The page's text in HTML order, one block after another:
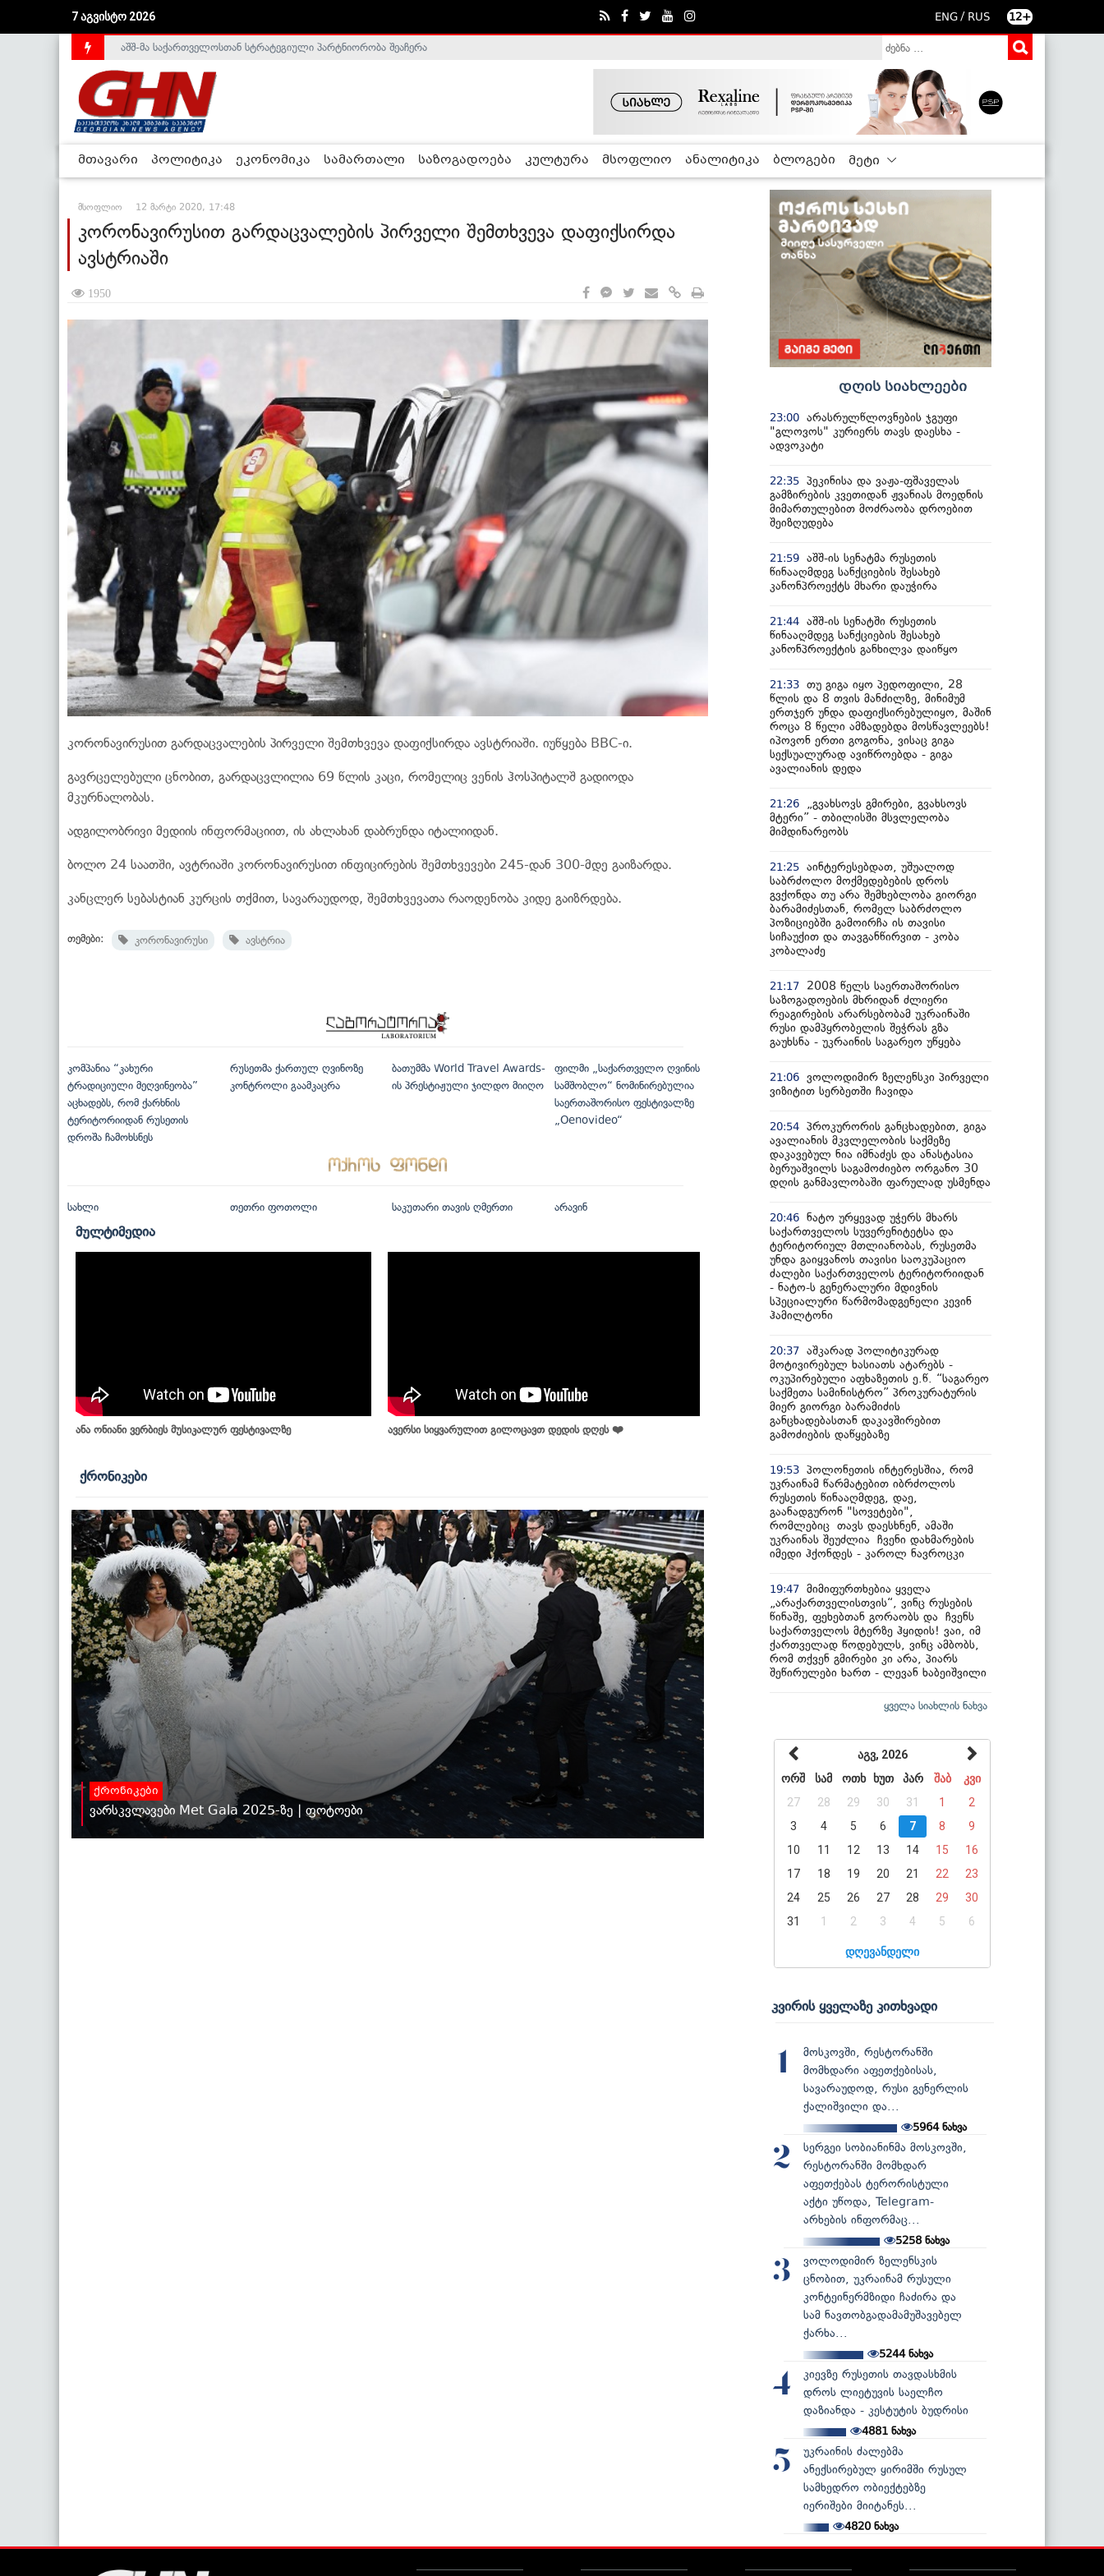
7 აგვისტო 2026 ENG / RUS 12+
საქართველოს დე-ფაქტო მთავრობა არალეგიტიმურია - ჰელსინკის კომისია
აშშ-მა საქართველოსთან სტრატეგიული პარტნიორობა შეაჩერა
მთავარი პოლიტიკა ეკონომიკა სამართალი საზოგადოება კულტურა მსოფლიო ანალიტიკა ბლოგები მეტი
მსოფლიო 12 მარტი 2020, 17:48
კორონავირუსით გარდაცვალების პირველი შემთხვევა დაფიქსირდა
ავსტრიაში
1950
კორონავირუსით გარდაცვალების პირველი შემთხვევა დაფიქსირდა ავსტრიაში. იუწყება BBC-ი.
გავრცელებული ცნობით, გარდაცვლილია 69 წლის კაცი, რომელიც ვენის ჰოსპიტალშ გადიოდა
მკურნალობას.
ადგილობრივი მედიის ინფორმაციით, ის ახლახან დაბრუნდა იტალიიდან.
ბოლო 24 საათში, ავტრიაში კორონავირუსით ინფიცირების შემთხვევები 245-დან 300-მდე გაიზარდა.
კანცლერ სებასტიან კურცის თქმით, სავარაუდოდ, შემთხვევათა რაოდენობა კიდე გაიზრდება.
თემები: კორონავირუსი ავსტრია
კომპანია “კახური
ტრადიციული მეღვინეობა”
აცხადებს, რომ ქარხნის
ტერიტორიიდან რუსეთის
დროშა ჩამოხსნეს
რუსეთმა ქართულ ღვინოზე
კონტროლი გაამკაცრა
ბათუმმა World Travel Awards-
ის პრესტიჟული ჯილდო მიიღო
ფილმი „საქართველო ღვინის
სამშობლო“ ნომინირებულია
საერთაშორისო ფესტივალზე
„Oenovideo“
სახლი თეთრი ფოთოლი საკუთარი თავის ღმერთი არავინ
მულტიმედია
ანა ონიანი ვერბიეს მუსიკალურ ფესტივალზე ავერსი სიყვარულით გილოცავთ დედის დღეს ❤️
ქრონიკები
ქრონიკები
ვარსკვლავები Met Gala 2025-ზე | ფოტოები
დღის სიახლეები
23:00 არასრულწლოვნების ჯგუფი
"გლოვოს" კურიერს თავს დაესხა -
ადვოკატი
22:35 პეკინისა და ვაჟა-ფშაველას
გამზირების კვეთიდან ჟვანიას მოედნის
მიმართულებით მოძრაობა დროებით
შეიზღუდება
21:59 აშშ-ის სენატმა რუსეთის
წინააღმდეგ სანქციების შესახებ
კანონპროექტს მხარი დაუჭირა
21:44 აშშ-ის სენატში რუსეთის
წინააღმდეგ სანქციების შესახებ
კანონპროექტის განხილვა დაიწყო
21:33 თუ გიგა იყო პედოფილი, 28
წლის და 8 თვის მანძილზე, მინიმუმ
ერთჯერ უნდა დაფიქსირებულიყო, მაშინ
როცა 8 წელი ამზადებდა მოსწავლეებს!
იპოვონ ერთი გოგონა, ვისაც გიგა
სექსუალურად ავიწროებდა - გიგა
ავალიანის დედა
21:26
„გვახსოვს გმირები, გვახსოვს
მტერი” - თბილისში მსვლელობა
მიმდინარეობს
21:25 აინტერესებდათ, უშუალოდ
საბრძოლო მოქმედებების დროს
გვქონდა თუ არა შემხებლობა გიორგი
ბარამიძესთან, რომელ საბრძოლო
პოზიციებში გამოირჩა ის თავისი
სიჩაუქით და თავგანწირვით - კობა
კობალაძე
21:17
2008 წელს საერთაშორისო
საზოგადოების მხრიდან ძლიერი
რეაგირების არარსებობამ უკრაინაში
რუსი დამპყრობელის შეჭრას გზა
გაუხსნა - უკრაინის საგარეო უწყება
21:06 ვოლოდიმირ ზელენსკი პირველი
ვიზიტით სერბეთში ჩავიდა
20:54 პროკურორის განცხადებით, გიგა
ავალიანის მკვლელობის საქმეზე
დაკავებულ ნია იმნაძეს და ანასტასია
ბერუაშვილს საგამოძიებო ორგანო 30
დღის განმავლობაში ფარულად უსმენდა
20:46 ნატო ურყევად უჭერს მხარს
საქართველოს სუვერენიტეტსა და
ტერიტორიულ მთლიანობას, რუსეთმა
უნდა გაიყვანოს თავისი საოკუპაციო
ძალები საქართველოს ტერიტორიიდან
- ნატო-ს გენერალური მდივნის
სპეციალური წარმომადგენელი კევინ
ჰამილტონი
20:37 აშკარად პოლიტიკურად
მოტივირებულ ხასიათს ატარებს -
ოკუპირებული აფხაზეთის ე.წ. “საგარეო
საქმეთა სამინისტრო” პროკურატურის
მიერ გიორგი ბარამიძის
განცხადებასთან დაკავშირებით
გამოძიების დაწყებაზე
19:53 პოლონეთის ინტერესშია, რომ
უკრაინამ წარმატებით იბრძოლოს
რუსეთის წინააღმდეგ, დაე,
გაანადგურონ "სოვეტები",
რომლებიც თავს დაესხნენ, ამაში
უკრაინას შეუძლია ჩვენი დახმარების
იმედი ჰქონდეს - კაროლ ნავროცკი
19:47 მიმიფურთხებია ყველა
„არაქართველისთვის“, ვინც რუსების
წინაშე, ფეხებთან გორაობს და ჩვენს
საქართველოს მტერზე ჰყიდის! ვაი, იმ
ქართველად წოდებულს, ვინც ამბობს,
რომ თქვენ გმირები კი არა, პიარს
შეწირულები ხართ - ლევან ხაბეიშვილი
ყველა სიახლის ნახვა
აგვ, 2026
ორშ
სამ ოთხ ხუთ პარ შაბ
კვი
27
28 29 30 31 1
2
3
4 5 6 7 8
9
10
11 12 13 14 15
16
17
18 19 20 21 22
23
24
25 26 27 28 29
30
31
1 2 3 4 5 6
დღევანდელი
კვირის ყველაზე კითხვადი
1
მოსკოვში, რესტორანში
მომხდარი აფეთქებისას,
სავარაუდოდ, რუსი გენერლის
ქალიშვილი და...
5964ნახვა
2
სერგეი სობიანინმა მოსკოვში,
რესტორანში მომხდარ
აფეთქებას ტერორისტული
აქტი უწოდა, Telegram-
არხების ინფორმაც...
5258 ნახვა
3
ვოლოდიმირ ზელენსკის
ცნობით, უკრაინამ რუსული
კონტეინერმზიდი ჩაძირა და
სამ ნავთობგადამამუშავებელ
ქარხა...
5244ნახვა
4
კიევზე რუსეთის თავდასხმის
დროს ლიეტუვის საელჩო
დაზიანდა - კესტუტის ბუდრისი
4881ნახვა
5
უკრაინის ძალებმა
ანექსირებულ ყირიმში რუსულ
სამხედრო ობიექტებზე
იერიშები მიიტანეს...
4820ნახვა